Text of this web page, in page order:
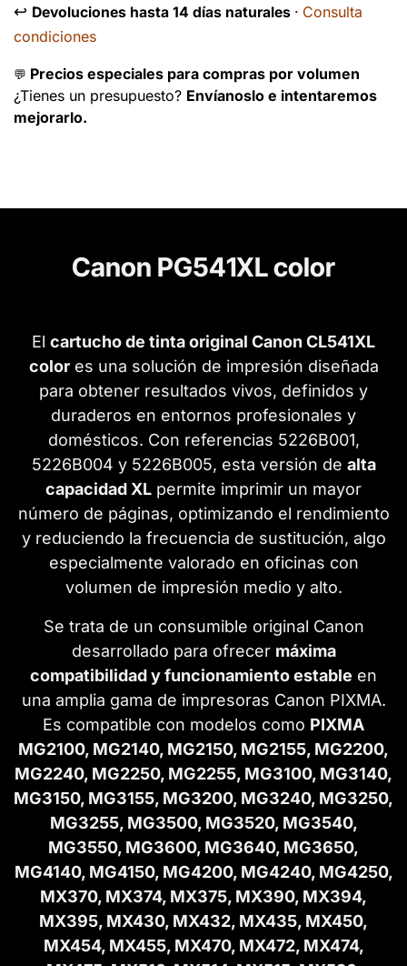
↩️ Devoluciones hasta 14 días naturales · Consulta
condiciones
💬 Precios especiales para compras por volumen
¿Tienes un presupuesto? Envíanoslo e intentaremos
mejorarlo.
Canon PG541XL color
El cartucho de tinta original Canon CL541XL
colores una solución de impresión diseñada
para obtener resultados vivos, definidos y
duraderos en entornos profesionales y
domésticos. Con referencias 5226B001,
5226B004 y 5226B005, esta versión de alta
capacidad XL permite imprimir un mayor
número de páginas, optimizando el rendimiento
y reduciendo la frecuencia de sustitución, algo
especialmente valorado en oficinas con
volumen de impresión medio y alto.
Se trata de un consumible original Canon
desarrollado para ofrecer máxima
compatibilidad y funcionamiento estable en
una amplia gama de impresoras Canon PIXMA.
Es compatible con modelos como PIXMA
MG2100, MG2140, MG2150, MG2155, MG2200,
MG2240, MG2250, MG2255, MG3100, MG3140,
MG3150, MG3155, MG3200, MG3240, MG3250,
MG3255, MG3500, MG3520, MG3540,
MG3550, MG3600, MG3640, MG3650,
MG4140, MG4150, MG4200, MG4240, MG4250,
MX370, MX374, MX375, MX390, MX394,
MX395, MX430, MX432, MX435, MX450,
MX454, MX455, MX470, MX472, MX474,